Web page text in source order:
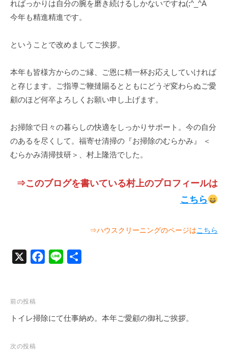
ればっかりは自分の腕を磨き続けるしかないですね(;^_^A
今年も精進精進です。
ということで改めましてご挨拶。
本年も皆様方からのご縁、ご恩に精一杯お応えしていければ
と存じます。ご指導ご鞭撻賜るとともにどうぞ変わらぬご愛
顧のほど何卒よろしくお願い申し上げます。
お掃除で日々の暮らしの快適をしっかりサポート。今の自分
のあるを尽くして。福寄せ清掃の『お掃除のむらかみ』 ＜
むらかみ清掃技研＞、村上隆浩でした。
⇒このブログを書いている村上のプロフィールは
こちら
⇒ハウスクリーニングのページはこちら
b
投
稿
ビ
前の投稿
トイレ掃除にて仕事納め。本年ご愛顧の御礼ご挨拶。
次の投稿